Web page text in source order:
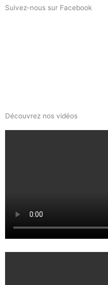
Suivez-nous sur Facebook
Découvrez nos vidéos